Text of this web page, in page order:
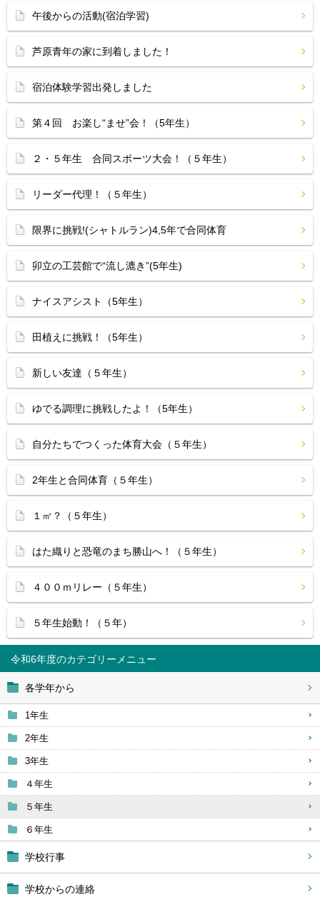
令和6年度
各学年から
1年生
2年生
3年生
４年生
５年生
６年生
学校行事
学校からの連絡
午後からの活動(宿泊学習)
芦原青年の家に到着しました！
宿泊体験学習出発しました
第４回 お楽し“ませ”会！（5年生）
２・５年生 合同スポーツ大会！（５年生）
リーダー代理！（５年生）
限界に挑戦!(シャトルラン)4,5年で合同体育
卯立の工芸館で“流し漉き”(5年生)
ナイスアシスト（5年生）
田植えに挑戦！（5年生）
新しい友達（５年生）
ゆでる調理に挑戦したよ！（5年生）
自分たちでつくった体育大会（５年生）
2年生と合同体育（５年生）
１㎥？（５年生）
はた織りと恐竜のまち勝山へ！（５年生）
４００ｍリレー（５年生）
５年生始動！（５年）